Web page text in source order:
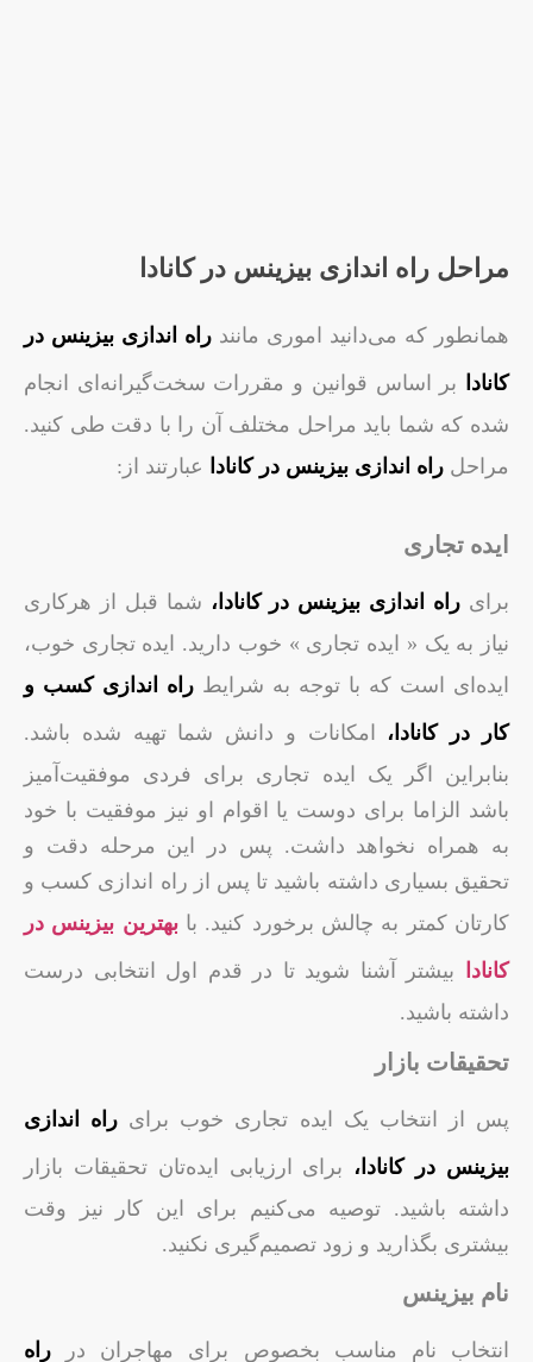
مراحل راه اندازی بیزینس در کانادا
همانطور که می‌دانید اموری مانند راه‌ اندازی بیزینس در
کانادا
بر اساس قوانین و مقررات سخت‌گیرانه‌ای انجام
شده که شما باید مراحل مختلف آن را با دقت طی کنید.
مراحل راه اندازی بیزینس در کانادا عبارتند از:
ایده تجاری
برای راه اندازی بیزینس در کانادا، شما قبل از هرکاری
نیاز به یک « ایده تجاری » خوب دارید. ایده تجاری خوب،
ایده‌ای است که با توجه به شرایط راه اندازی کسب و
کار در کانادا، امکانات و دانش شما تهیه شده باشد.
بنابراین اگر یک ایده تجاری برای فردی موفقیت‌آمیز
باشد الزاما برای دوست یا اقوام او نیز موفقیت با خود
به همراه نخواهد داشت. پس در این مرحله دقت و
تحقیق بسیاری داشته باشید تا پس از راه اندازی کسب و
کارتان کمتر به چالش برخورد کنید. بابهترین بیزینس در
کانادا
بیشتر آشنا شوید تا در قدم اول انتخابی درست
داشته باشید.
تحقیقات بازار
پس از انتخاب یک ایده تجاری خوب برای راه اندازی
بیزینس در کانادا، برای ارزیابی ایده‌تان تحقیقات بازار
داشته باشید. توصیه می‌کنیم برای این کار نیز وقت
بیشتری بگذارید و زود تصمیم‌گیری نکنید.
نام بیزینس
انتخاب نام مناسب بخصوص برای مهاجران در راه